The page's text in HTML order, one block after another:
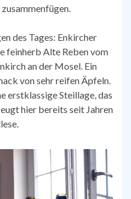
des Tages: Enkircher
feinherb Alte Reben vom
an der Mosel. Ein
von sehr reifen Äpfeln.
erstklassige Steillage, das
hier bereits seit Jahren